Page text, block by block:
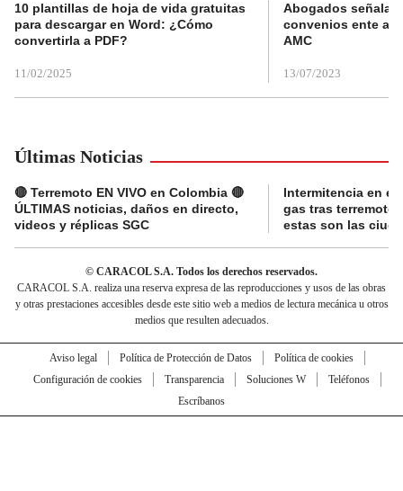
10 plantillas de hoja de vida gratuitas
para descargar en Word: ¿Cómo
convertirla a PDF?
11/02/2025
Abogados
convenios ente
AMC
13/07/2023
Últimas Noticias
🔴 Terremoto EN VIVO en Colombia 🔴
ÚLTIMAS noticias, daños en directo,
videos y réplicas SGC
Intermitencia en el
gas tras terremoto
estas son las
© CARACOL S.A. Todos los derechos reservados.
CARACOL S.A. realiza una reserva expresa de las reproducciones y usos de las obras
y otras prestaciones accesibles desde este sitio web a medios de lectura mecánica u otros
medios que resulten adecuados.
Aviso legal Política de Protección de Datos
Política de cookies
Configuración de cookies
Transparencia Soluciones W
Teléfonos
Escríbanos